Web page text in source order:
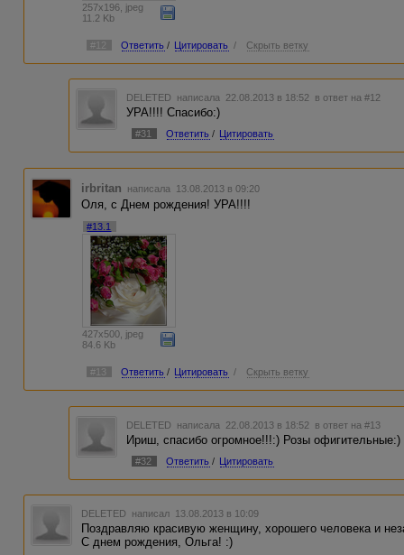
257x196, jpeg
11.2 Kb
#12 Ответить / Цитировать / Скрыть ветку
DELETED написала 22.08.2013 в 18:52 в ответ на #12
УРА!!!! Спасибо:)
#31 Ответить / Цитировать
irbritan написала 13.08.2013 в 09:20
Оля, с Днем рождения! УРА!!!!
#13.1
427x500, jpeg
84.6 Kb
#13 Ответить / Цитировать / Скрыть ветку
DELETED написала 22.08.2013 в 18:52 в ответ на #13
Ириш, спасибо огромное!!!:) Розы офигительные:)
#32 Ответить / Цитировать
DELETED написал 13.08.2013 в 10:09
Поздравляю красивую женщину, хорошего человека и
С днем рождения, Ольга! :)